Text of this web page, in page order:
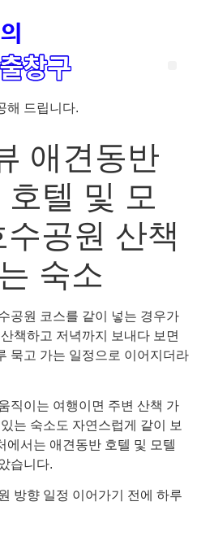
해 드립니다.
애견동반
텔 및 모
공원 산책
숙소
공원 코스를 같이 넣는 경우가
책하고 저녁까지 보내다 보면
묵고 가는 일정으로 이어지더라
직이는 여행이면 주변 산책 가
는 숙소도 자연스럽게 같이 보
에서는 애견동반 호텔 및 모텔
습니다.
방향 일정 이어가기 전에 하루